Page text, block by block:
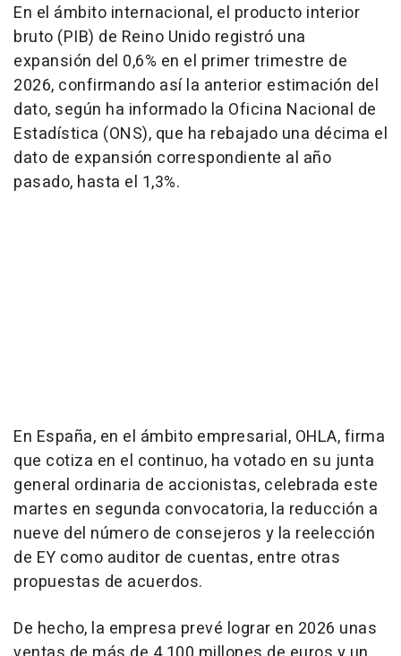
En el ámbito internacional, el producto interior
bruto (PIB) de Reino Unido registró una
expansión del 0,6% en el primer trimestre de
2026, confirmando así la anterior estimación del
dato, según ha informado la Oficina Nacional de
Estadística (ONS), que ha rebajado una décima el
dato de expansión correspondiente al año
pasado, hasta el 1,3%.
En España, en el ámbito empresarial, OHLA, firma
que cotiza en el continuo, ha votado en su junta
general ordinaria de accionistas, celebrada este
martes en segunda convocatoria, la reducción a
nueve del número de consejeros y la reelección
de EY como auditor de cuentas, entre otras
propuestas de acuerdos.
De hecho, la empresa prevé lograr en 2026 unas